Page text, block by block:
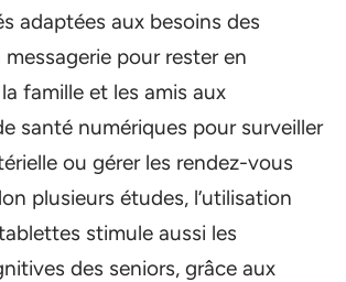
adaptées aux besoins des
messagerie pour rester en
famille et les amis aux
santé numériques pour surveiller
ou gérer les rendez-vous
plusieurs études, l’utilisation
stimule aussi les
des seniors, grâce aux